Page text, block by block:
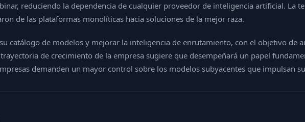
reduciendo la dependencia de cualquier proveedor de inteligencia artificial. La
de las plataformas monolíticas hacia soluciones de la mejor raza.
catálogo de modelos y mejorar la inteligencia de enrutamiento, con el objetivo de
de crecimiento de la empresa sugiere que desempeñará un papel
demanden un mayor control sobre los modelos subyacentes que impulsan